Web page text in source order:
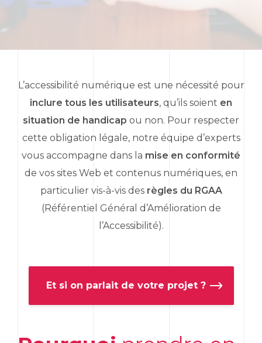
L’accessibilité numérique est une nécessité pour
inclure tous les utilisateurs, qu’ils soient en
situation de handicap ou non. Pour respecter
cette obligation légale, notre équipe d’experts
vous accompagne dans la mise en conformité
de vos sites Web et contenus numériques, en
particulier vis-à-vis des règles du RGAA
(Référentiel Général d’Amélioration de
l’Accessibilité).
Et si on parlait de votre projet ?